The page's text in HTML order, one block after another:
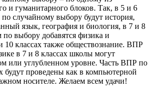
и гуманитарного блоков. Так, в 5 и 6
случайному выбору будут история,
язык, география и биология, в 7 и 8
по выбору добавятся физика и
10 классах также обществознание. ВПР
в 7 и 8 классах школы могут
или углубленном уровне. Часть ВПР по
будут проведены как в компьютерной
носителе. Желаем всем удачи!